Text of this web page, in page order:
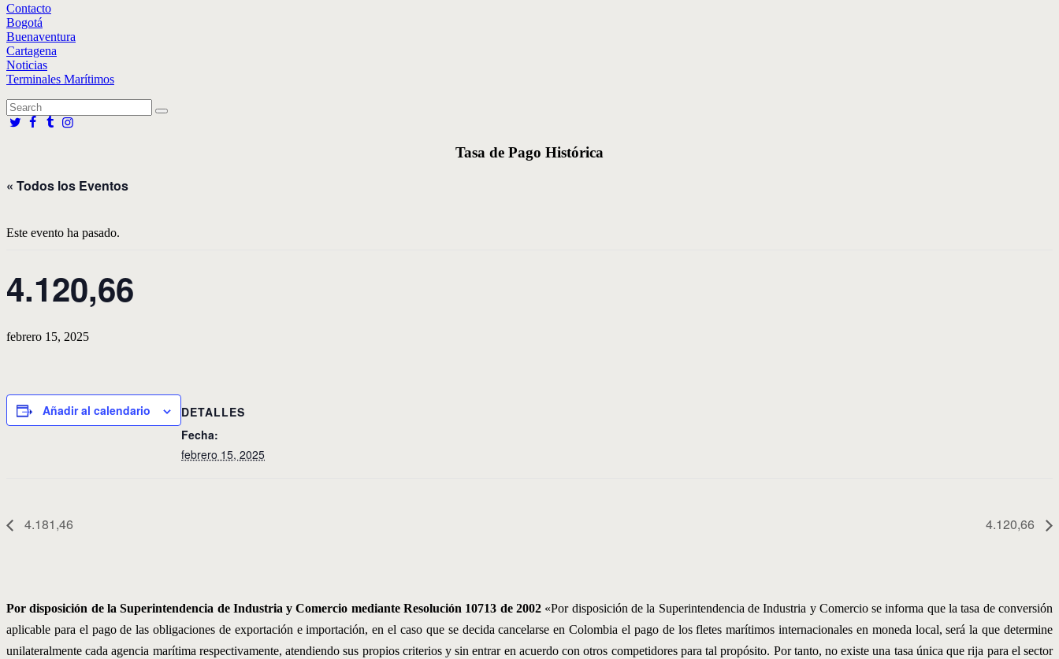
Contacto
Bogotá
Buenaventura
Cartagena
Noticias
Terminales Marítimos
Tasa de Pago Histórica
« Todos los Eventos
Este evento ha pasado.
4.120,66
febrero 15, 2025
Añadir al calendario
DETALLES
Fecha:
febrero 15, 2025
4.181,46 4.120,66
Por disposición de la Superintendencia de Industria y Comercio mediante Resolución 10713 de 2002 «Por disposición de la Superintendencia de Industria y Comercio se informa que la tasa de conversión
aplicable para el pago de las obligaciones de exportación e importación, en el caso que se decida cancelarse en Colombia el pago de los fletes marítimos internacionales en moneda local, será la que determine
unilateralmente cada agencia marítima respectivamente, atendiendo sus propios criterios y sin entrar en acuerdo con otros competidores para tal propósito. Por tanto, no existe una tasa única que rija para el sector